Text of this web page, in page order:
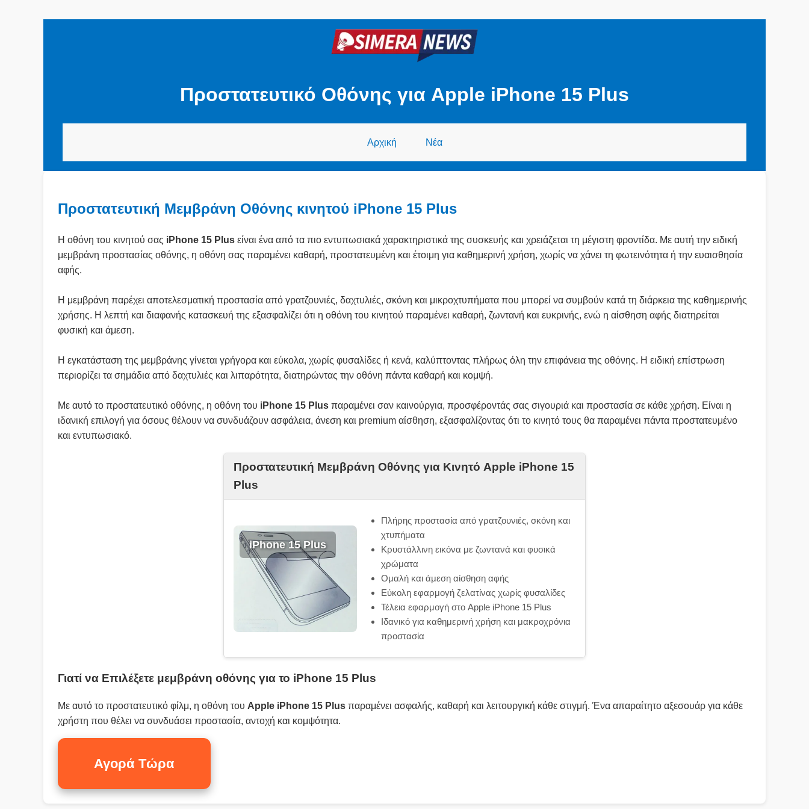
Προστατευτικό Οθόνης για Apple iPhone 15 Plus
Αρχική Νέα
Προστατευτική Μεμβράνη Οθόνης κινητού iPhone 15 Plus
Η οθόνη του κινητού σας iPhone 15 Plus είναι ένα από τα πιο εντυπωσιακά χαρακτηριστικά της συσκευής και χρειάζεται τη μέγιστη φροντίδα. Με αυτή την ειδική
μεμβράνη προστασίας οθόνης, η οθόνη σας παραμένει καθαρή, προστατευμένη και έτοιμη για καθημερινή χρήση, χωρίς να χάνει τη φωτεινότητα ή την ευαισθησία
αφής.
Η μεμβράνη παρέχει αποτελεσματική προστασία από γρατζουνιές, δαχτυλιές, σκόνη και μικροχτυπήματα που μπορεί να συμβούν κατά τη διάρκεια της καθημερινής
χρήσης. Η λεπτή και διαφανής κατασκευή της εξασφαλίζει ότι η οθόνη του κινητού παραμένει καθαρή, ζωντανή και ευκρινής, ενώ η αίσθηση αφής διατηρείται
φυσική και άμεση.
Η εγκατάσταση της μεμβράνης γίνεται γρήγορα και εύκολα, χωρίς φυσαλίδες ή κενά, καλύπτοντας πλήρως όλη την επιφάνεια της οθόνης. Η ειδική επίστρωση
περιορίζει τα σημάδια από δαχτυλιές και λιπαρότητα, διατηρώντας την οθόνη πάντα καθαρή και κομψή.
Με αυτό το προστατευτικό οθόνης, η οθόνη του iPhone 15 Plus παραμένει σαν καινούργια, προσφέροντάς σας σιγουριά και προστασία σε κάθε χρήση. Είναι η
ιδανική επιλογή για όσους θέλουν να συνδυάζουν ασφάλεια, άνεση και premium αίσθηση, εξασφαλίζοντας ότι το κινητό τους θα παραμένει πάντα προστατευμένο
και εντυπωσιακό.
Προστατευτική Μεμβράνη Οθόνης για Κινητό Apple iPhone 15
Plus
iPhone 15 Plus
Πλήρης προστασία από γρατζουνιές, σκόνη και
χτυπήματα
Κρυστάλλινη εικόνα με ζωντανά και φυσικά
χρώματα
Ομαλή και άμεση αίσθηση αφής
Εύκολη εφαρμογή ζελατίνας χωρίς φυσαλίδες
Τέλεια εφαρμογή στο Apple iPhone 15 Plus
Ιδανικό για καθημερινή χρήση και μακροχρόνια
προστασία
Γιατί να Επιλέξετε μεμβράνη οθόνης για το iPhone 15 Plus
Με αυτό το προστατευτικό φίλμ, η οθόνη του Apple iPhone 15 Plus παραμένει ασφαλής, καθαρή και λειτουργική κάθε στιγμή. Ένα απαραίτητο αξεσουάρ για κάθε
χρήστη που θέλει να συνδυάσει προστασία, αντοχή και κομψότητα.
Αγορά Τώρα